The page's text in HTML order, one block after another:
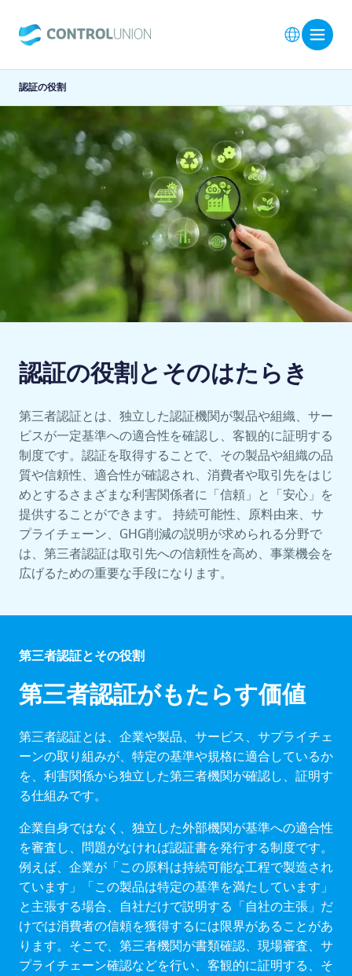
認証の役割とそのはたらき
第三者認証とは、独立した認証機関が製品や組織、サー
ビスが一定基準への適合性を確認し、客観的に証明する
制度です。認証を取得することで、その製品や組織の品
質や信頼性、適合性が確認され、消費者や取引先をはじ
めとするさまざまな利害関係者に「信頼」と「安心」を
提供することができます。 持続可能性、原料由来、サ
プライチェーン、GHG削減の説明が求められる分野で
は、第三者認証は取引先への信頼性を高め、事業機会を
広げるための重要な手段になります。
認証の役割
第三者認証とその役割
第三者認証がもたらす価値
第三者認証とは、企業や製品、サービス、サプライチェ
ーンの取り組みが、特定の基準や規格に適合しているか
を、利害関係から独立した第三者機関が確認し、証明す
る仕組みです。
企業自身ではなく、独立した外部機関が基準への適合性
を審査し、問題がなければ認証書を発行する制度です。
例えば、企業が「この原料は持続可能な工程で製造され
ています」「この製品は特定の基準を満たしています」
と主張する場合、自社だけで説明する「自社の主張」だ
けでは消費者の信頼を獲得するには限界があることがあ
ります。そこで、第三者機関が書類確認、現場審査、サ
プライチェーン確認などを行い、客観的に証明する、そ